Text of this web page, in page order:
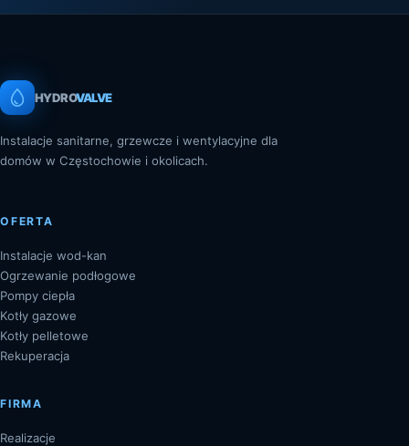
HYDROVALVE
Instalacje sanitarne, grzewcze i wentylacyjne dla
domów w Częstochowie i okolicach.
OFERTA
Instalacje wod-kan
Ogrzewanie podłogowe
Pompy ciepła
Kotły gazowe
Kotły pelletowe
Rekuperacja
FIRMA
Realizacje